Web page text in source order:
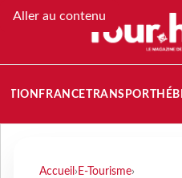
Aller au contenu
FRANCETRANSPORT
Accueil › E-Tourisme›